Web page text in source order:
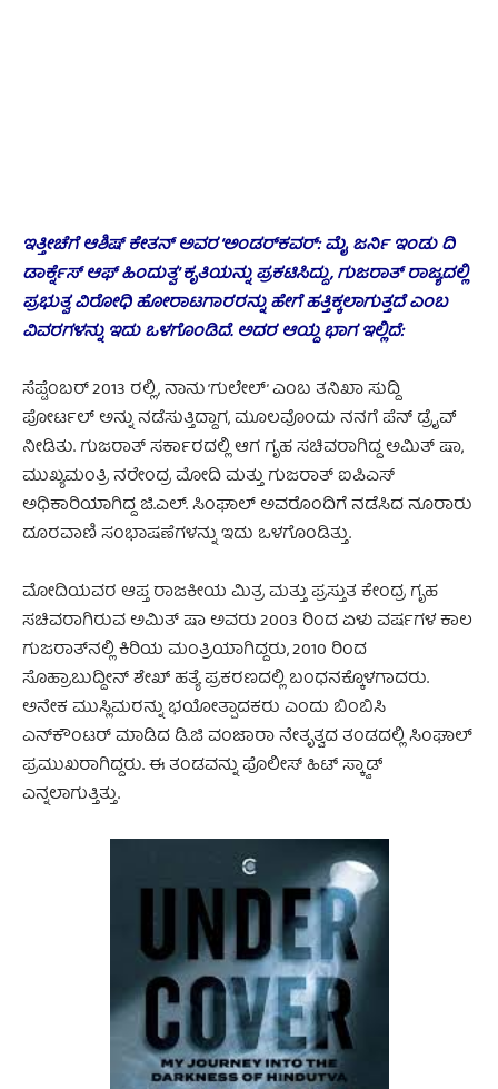
ಇತ್ತೀಚೆಗೆ ಆಶಿಷ್ ಕೇತನ್‌ ಅವರ ‘ಅಂಡರ್‌ಕವರ್: ಮೈ ಜರ್ನಿ ಇಂಡು ದಿ
ಡಾರ್ಕ್ನೆಸ್ ಆಫ್ ಹಿಂದುತ್ವ’ ಕೃತಿಯನ್ನು ಪ್ರಕಟಿಸಿದ್ದು, ಗುಜರಾತ್ ರಾಜ್ಯದಲ್ಲಿ
ಪ್ರಭುತ್ವ ವಿರೋಧಿ ಹೋರಾಟಗಾರರನ್ನು ಹೇಗೆ ಹತ್ತಿಕ್ಕಲಾಗುತ್ತದೆ ಎಂಬ
ವಿವರಗಳನ್ನು ಇದು ಒಳಗೊಂಡಿದೆ. ಅದರ ಆಯ್ದ ಭಾಗ ಇಲ್ಲಿದೆ:
ಸೆಪ್ಟೆಂಬರ್ 2013 ರಲ್ಲಿ, ನಾನು ‘ಗುಲೇಲ್’ ಎಂಬ ತನಿಖಾ ಸುದ್ದಿ
ಪೋರ್ಟಲ್ ಅನ್ನು ನಡೆಸುತ್ತಿದ್ದಾಗ, ಮೂಲವೊಂದು ನನಗೆ ಪೆನ್ ಡ್ರೈವ್
ನೀಡಿತು. ಗುಜರಾತ್ ಸರ್ಕಾರದಲ್ಲಿ ಆಗ ಗೃಹ ಸಚಿವರಾಗಿದ್ದ ಅಮಿತ್ ಷಾ,
ಮುಖ್ಯಮಂತ್ರಿ ನರೇಂದ್ರ ಮೋದಿ ಮತ್ತು ಗುಜರಾತ್ ಐಪಿಎಸ್
ಅಧಿಕಾರಿಯಾಗಿದ್ದ ಜಿ.ಎಲ್. ಸಿಂಘಾಲ್ ಅವರೊಂದಿಗೆ ನಡೆಸಿದ ನೂರಾರು
ದೂರವಾಣಿ ಸಂಭಾಷಣೆಗಳನ್ನು ಇದು ಒಳಗೊಂಡಿತ್ತು.
ಮೋದಿಯವರ ಆಪ್ತ ರಾಜಕೀಯ ಮಿತ್ರ ಮತ್ತು ಪ್ರಸ್ತುತ ಕೇಂದ್ರ ಗೃಹ
ಸಚಿವರಾಗಿರುವ ಅಮಿತ್ ಷಾ ಅವರು 2003 ರಿಂದ ಏಳು ವರ್ಷಗಳ ಕಾಲ
ಗುಜರಾತ್‌ನಲ್ಲಿ ಕಿರಿಯ ಮಂತ್ರಿಯಾಗಿದ್ದರು, 2010 ರಿಂದ
ಸೊಹ್ರಾಬುದ್ದೀನ್ ಶೇಖ್ ಹತ್ಯೆ ಪ್ರಕರಣದಲ್ಲಿ ಬಂಧನಕ್ಕೊಳಗಾದರು.
ಅನೇಕ ಮುಸ್ಲಿಮರನ್ನು ಭಯೋತ್ಪಾದಕರು ಎಂದು ಬಿಂಬಿಸಿ
ಎನ್‌ಕೌಂಟರ್ ಮಾಡಿದ ಡಿ.ಜಿ ವಂಜಾರಾ ನೇತೃತ್ವದ ತಂಡದಲ್ಲಿ ಸಿಂಘಾಲ್
ಪ್ರಮುಖರಾಗಿದ್ದರು. ಈ ತಂಡವನ್ನು ಪೊಲೀಸ್ ಹಿಟ್ ‌ಸ್ಕ್ವಾಡ್
ಎನ್ನಲಾಗುತ್ತಿತ್ತು.